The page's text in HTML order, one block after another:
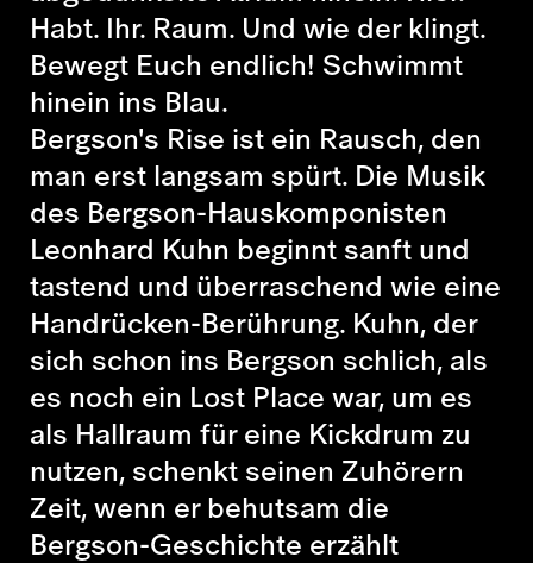
Habt. Ihr. Raum. Und wie der klingt.
Bewegt Euch endlich! Schwimmt
hinein ins Blau.
Bergson's Rise ist ein Rausch, den
man erst langsam spürt. Die Musik
des Bergson-Hauskomponisten
Leonhard Kuhn beginnt sanft und
tastend und überraschend wie eine
Handrücken-Berührung. Kuhn, der
sich schon ins Bergson schlich, als
es noch ein Lost Place war, um es
als Hallraum für eine Kickdrum zu
nutzen, schenkt seinen Zuhörern
Zeit, wenn er behutsam die
Bergson-Geschichte erzählt